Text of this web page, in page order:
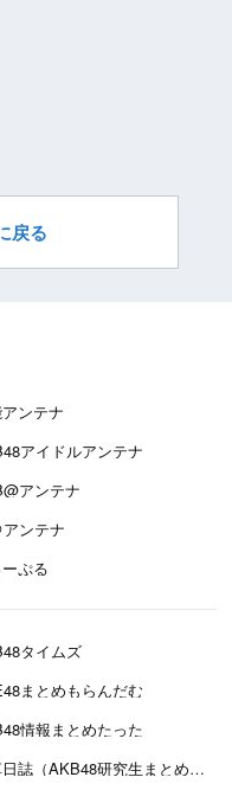
戻る
ンテナ
アイドルアンテナ
アンテナ
ンテナ
ぷる
タイムズ
まとめもらんだむ
情報まとめたった
若草日誌（AKB48研究生まとめブログ）